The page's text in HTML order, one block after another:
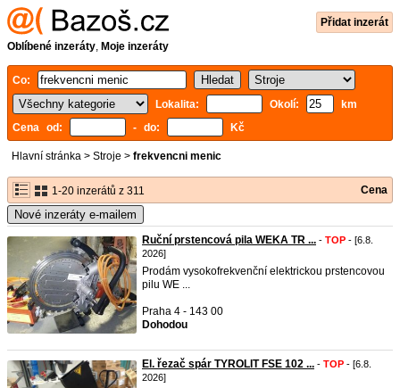
Přidat inzerát
Oblíbené inzeráty, Moje inzeráty
Co:
Lokalita:
Okolí:
km
Cena od:
- do: Kč
Hlavní stránka > Stroje > frekvencni menic
1-20 inzerátů z 311 Cena
Nové inzeráty e-mailem
Ruční prstencová pila WEKA TR ... - TOP - [6.8.
2026]
Prodám vysokofrekvenční elektrickou prstencovou
pilu WE ...
Praha 4 - 143 00
Dohodou
El. řezač spár TYROLIT FSE 102 ... - TOP - [6.8.
2026]